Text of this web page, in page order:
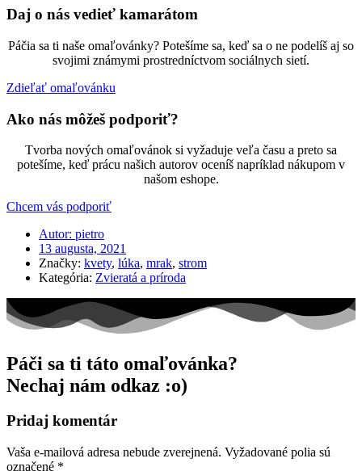
Daj o nás vedieť kamarátom
Páčia sa ti naše omaľovánky? Potešíme sa, keď sa o ne podelíš aj so
svojimi známymi prostredníctvom sociálnych sietí.
Zdieľať omaľovánku
Ako nás môžeš podporiť?
Tvorba nových omaľovánok si vyžaduje veľa času a preto sa
potešíme, keď prácu našich autorov oceníš napríklad nákupom v
našom eshope.
Chcem vás podporiť
Autor: pietro
13 augusta, 2021
Značky: kvety, lúka, mrak, strom
Kategória: Zvieratá a príroda
Páči sa ti táto omaľovánka?
Nechaj nám odkaz :o)
Pridaj komentár
Vaša e-mailová adresa nebude zverejnená. Vyžadované polia sú
označené *